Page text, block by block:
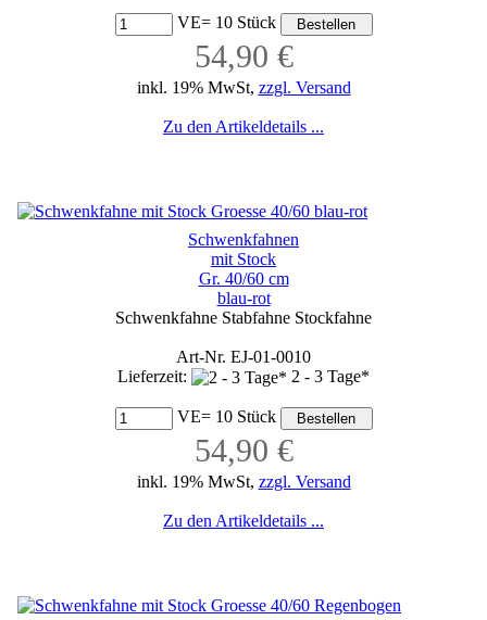
VE= 10 Stück
54,90 €
inkl. 19% MwSt, zzgl. Versand
Zu den Artikeldetails ...
Schwenkfahnen
mit Stock
Gr. 40/60 cm
blau-rot
Schwenkfahne Stabfahne Stockfahne
Art-Nr. EJ-01-0010
Lieferzeit:
2 - 3 Tage*
VE= 10 Stück
54,90 €
inkl. 19% MwSt, zzgl. Versand
Zu den Artikeldetails ...